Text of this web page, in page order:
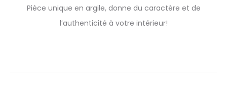
Pièce unique en argile, donne du caractère et de
l’authenticité à votre intérieur!